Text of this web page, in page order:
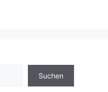
Suchen